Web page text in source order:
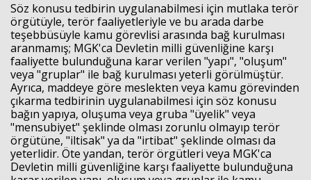
Söz konusu tedbirin uygulanabilmesi için mutlaka terör
örgütüyle, terör faaliyetleriyle ve bu arada darbe
teşebbüsüyle kamu görevlisi arasında bağ kurulması
aranmamış; MGK'ca Devletin milli güvenliğine karşı
faaliyette bulunduğuna karar verilen "yapı", "oluşum"
veya "gruplar" ile bağ kurulması yeterli görülmüştür.
Ayrıca, maddeye göre meslekten veya kamu görevinden
çıkarma tedbirinin uygulanabilmesi için söz konusu
bağın yapıya, oluşuma veya gruba "üyelik" veya
"mensubiyet" şeklinde olması zorunlu olmayıp terör
örgütüne, "iltisak" ya da "irtibat" şeklinde olması da
yeterlidir. Öte yandan, terör örgütleri veya MGK'ca
Devletin milli güvenliğine karşı faaliyette bulunduğuna